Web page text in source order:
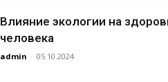
Влияние экологии на
человека
admin - 05.10.2024